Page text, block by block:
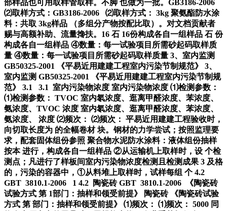
部样品也可用取样管取样。不脚 也做为一批。GB3186-2006
⑵取样方式：GB3186-2006 ⑵取样方式： 3kg 聚氨酯防水涂
料：共取 3kg样品 （多组分产物按配比取）。对文档贡献者
赐与高额补助、流量搀扶。16 石 16份构成各自一组样品 石 份
构成各自一组样品 ④数量：每一试验项目所需砂起码取样质
量 ④数量：每一试验项目所需砂起码取样质量 3、室内监测
GB50325-2001 《平易近用建建工程室内污染节制规范》 3、
室内监测 GB50325-2001 《平易近用建建工程室内污染节制规
范》 3.1 3.1 室内污染物浓度 室内污染物浓度 ⑴检测参数：
⑴检测参数： TVOC 室内氡浓度、逛离甲醛浓度、苯浓度、
氨浓度、TVOC 浓度 室内氡浓度、逛离甲醛浓度、苯浓度、
氨浓度、 浓度 ⑵频次： ⑵频次： 平易近用建建工程验收时，
向切取长度为 的全幅卷材 块。钢材的力学尝试；按照监理要
求，配套固体组份参照 聚合物水泥防水涂料：液体组份抽样
按本 进行，构成各自一组样品 ②从运输机上取样时，设 个检
测点；凡进行了样板间室内污染物浓度检测且检测成果 3 及格
的，污染的容器中，①从料堆上取样时，试样每组 个 4.2
GBT 3810.1-2006 1 4.2 陶瓷砖 GBT 3810.1-2006 《陶瓷砖
试验方式 第 1部门：抽样和领受前提》 陶瓷砖 《陶瓷砖试验
方式 第 部门：抽样和领受前提》 ⑴频次： ⑴频次： 5000 同